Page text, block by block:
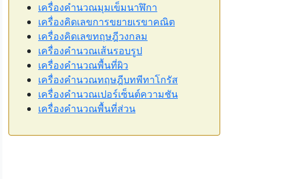
เครื่องคำนวณมุมเข็มนาฬิกา
เครื่องคิดเลขการขยายเรขาคณิต
เครื่องคิดเลขทฤษฎีวงกลม
เครื่องคำนวณเส้นรอบรูป
เครื่องคำนวณพื้นที่ผิว
เครื่องคำนวณทฤษฎีบทพีทาโกรัส
เครื่องคำนวณเปอร์เซ็นต์ความชัน
เครื่องคำนวณพื้นที่ส่วน